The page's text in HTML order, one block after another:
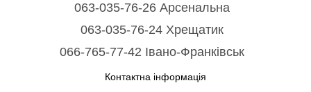
063-035-76-26 Арсенальна
063-035-76-24 Хрещатик
066-765-77-42 Івано-Франківськ
Контактна інформація